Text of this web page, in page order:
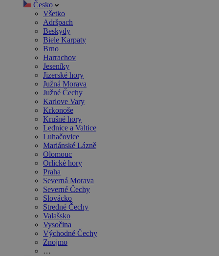
Česko
Všetko
Adršpach
Beskydy
Biele Karpaty
Brno
Harrachov
Jeseníky
Jizerské hory
Južná Morava
Južné Čechy
Karlove Vary
Krkonoše
Krušné hory
Lednice a Valtice
Luhačovice
Mariánské Lázně
Olomouc
Orlické hory
Praha
Severná Morava
Severné Čechy
Slovácko
Stredné Čechy
Valašsko
Vysočina
Východné Čechy
Znojmo
…